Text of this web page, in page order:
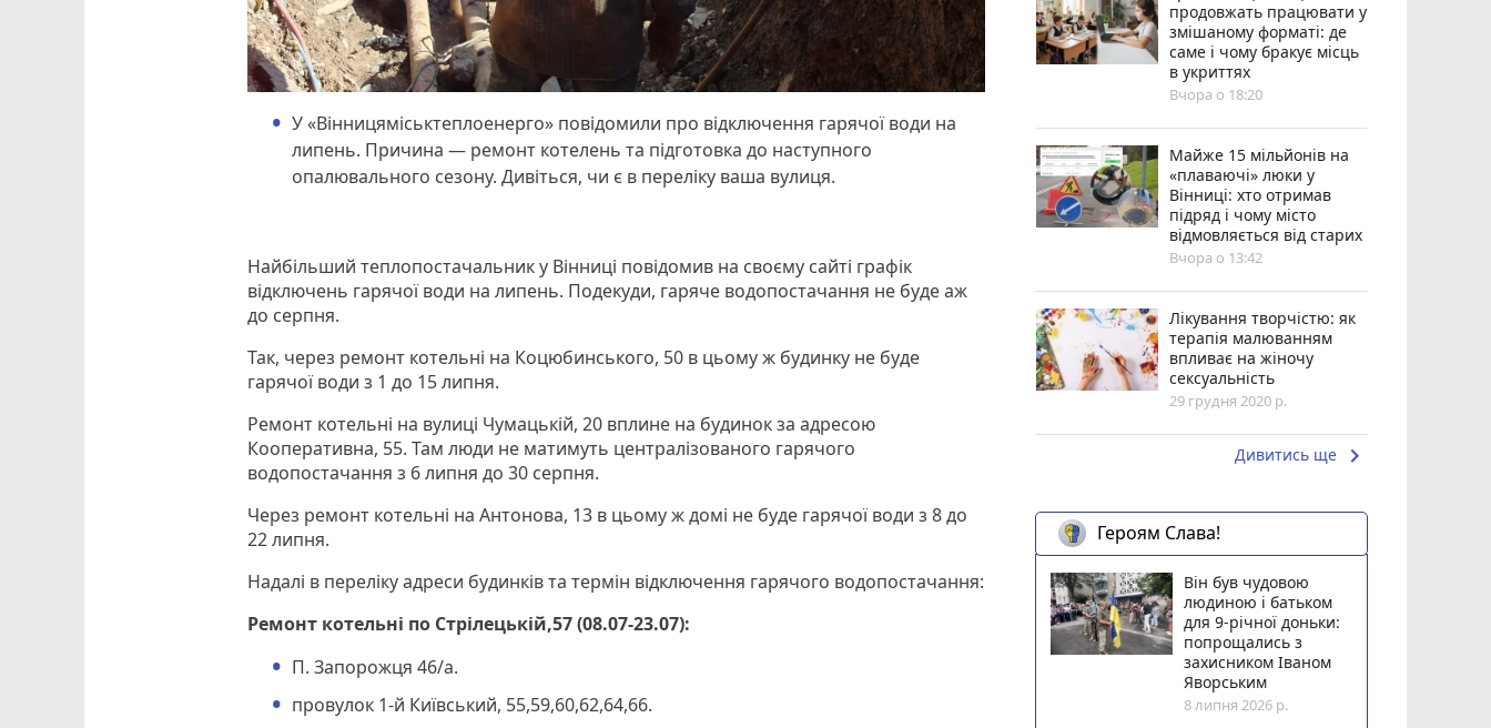
У «Вінницяміськтеплоенерго» повідомили про відключення гарячої води на
липень. Причина — ремонт котелень та підготовка до наступного
опалювального сезону. Дивіться, чи є в переліку ваша вулиця.
Найбільший теплопостачальник у Вінниці повідомив на своєму сайті графік
відключень гарячої води на липень. Подекуди, гаряче водопостачання не буде аж
до серпня.
Так, через ремонт котельні на Коцюбинського, 50 в цьому ж будинку не буде
гарячої води з 1 до 15 липня.
Ремонт котельні на вулиці Чумацькій, 20 вплине на будинок за адресою
Кооперативна, 55. Там люди не матимуть централізованого гарячого
водопостачання з 6 липня до 30 серпня.
Через ремонт котельні на Антонова, 13 в цьому ж домі не буде гарячої води з 8 до
22 липня.
Надалі в переліку адреси будинків та термін відключення гарячого водопостачання:
Ремонт котельні по Стрілецькій,57 (08.07-23.07):
П. Запорожця 46/а.
провулок 1-й Київський, 55,59,60,62,64,66.
продовжать працювати у
змішаному форматі: де
саме і чому бракує місць
в укриттях
Вчора о 18:20
Майже 15 мільйонів на
«плаваючі» люки у
Вінниці: хто отримав
підряд і чому місто
відмовляється від старих
Вчора о 13:42
Лікування творчістю: як
терапія малюванням
впливає на жіночу
сексуальність
29 грудня 2020 р.
Дивитись ще keyboard_arrow_right
Героям Слава!
Він був чудовою
людиною і батьком
для 9-річної доньки:
попрощались з
захисником Іваном
Яворським
8 липня 2026 р.